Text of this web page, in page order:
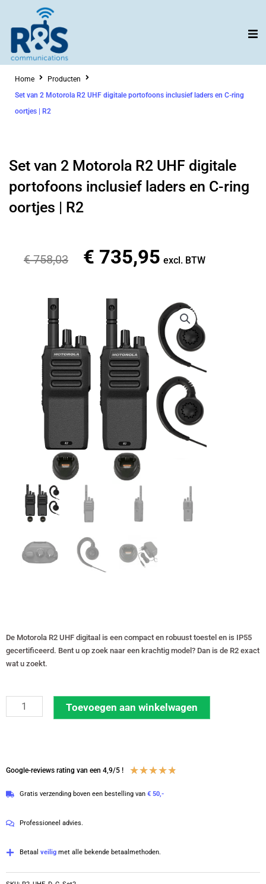
inhoud
Home
Producten
Set van 2 Motorola R2 UHF digitale portofoons inclusief laders en C-ring
oortjes | R2
Set van 2 Motorola R2 UHF digitale
portofoons inclusief laders en C-ring
oortjes | R2
€758,03
Oorspronkelijke
€ 758,03.
€ 735,95 Huidige
€ 735,95.
excl. BTW
De Motorola R2 UHF digitaal is een compact en robuust toestel en is IP55
gecertificeerd. Bent u op zoek naar een krachtig model? Dan is de R2 exact
wat u zoekt.
van
R2
digitale
laders
C-
Toevoegen aan winkelwagen
Google-reviews rating van een 4,9/5 ! ★★★★★
Gratis verzending boven een bestelling van € 50,-
Professioneel advies.
Betaal veilig met alle bekende betaalmethoden.